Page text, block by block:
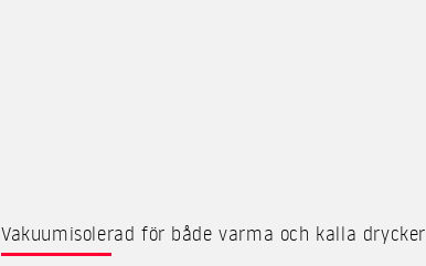
Vakuumisolerad för både varma och kalla drycker